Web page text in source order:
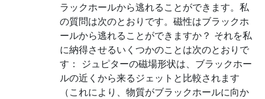
ラックホールから逃れることができます。私
の質問は次のとおりです。磁性はブラックホ
ールから逃れることができますか？ それを私
に納得させるいくつかのことは次のとおりで
す： ジュピターの磁場形状は、ブラックホー
ルの近くから来るジェットと比較されます
（これにより、物質がブラックホールに向か